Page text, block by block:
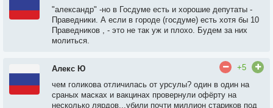
"александр" -но в Госдуме есть и хорошие депутаты -
Праведники. А если в городе (госдуме) есть хотя бы 10
Праведников , - это не так уж и плохо. Будем за них
молиться.
Алекс Ю
+5
чем голикова отличилась от урсулы? один в один на
сраных масках и вакцинах провернули офёрту на
несколько лярдов...убили почти миллион стариков под